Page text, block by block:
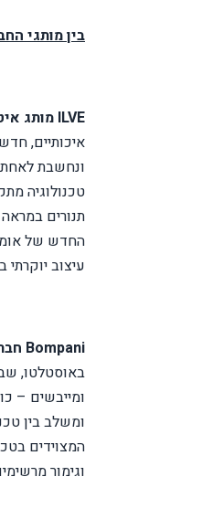
בין מותגי
ILVE מותג
ונחשבת
טכנולוגיה
תנורים
החדש של
עיצוב
Bompani
באוסטלטו,
ומייבשים –
ומשלב בין
המצוידים
וגימור